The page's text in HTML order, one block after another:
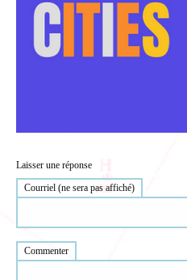
Laisser une réponse
Courriel (ne sera pas affiché)
Commenter